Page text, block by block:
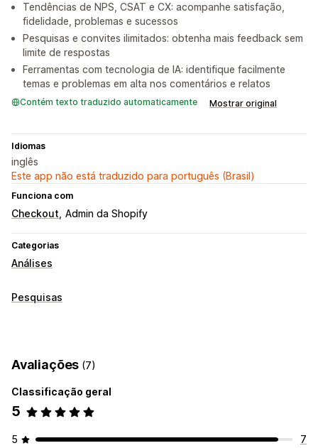
Tendências de NPS, CSAT e CX: acompanhe satisfação,
fidelidade, problemas e sucessos
Pesquisas e convites ilimitados: obtenha mais feedback sem
limite de respostas
Ferramentas com tecnologia de IA: identifique facilmente
temas e problemas em alta nos comentários e relatos
Contém texto traduzido automaticamente Mostrar original
Idiomas
inglês
Este app não está traduzido para português (Brasil)
Funciona com
Checkout Admin da Shopify
Categorias
Análises
Pesquisas
Avaliações (7)
Classificação geral
5
5
7